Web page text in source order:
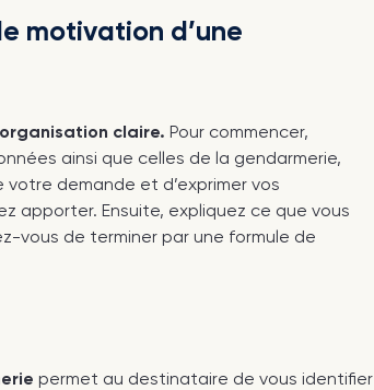
motivation d’une
claire. Pour commencer,
ainsi que celles de la gendarmerie,
demande et d’exprimer vos
apporter. Ensuite, expliquez ce que vous
vous de terminer par une formule de
permet au destinataire de vous identifier